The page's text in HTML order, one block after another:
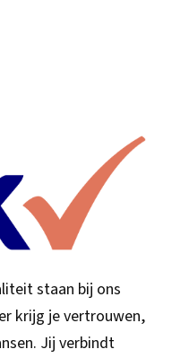
staan bij ons
krijg je vertrouwen,
Jij verbindt